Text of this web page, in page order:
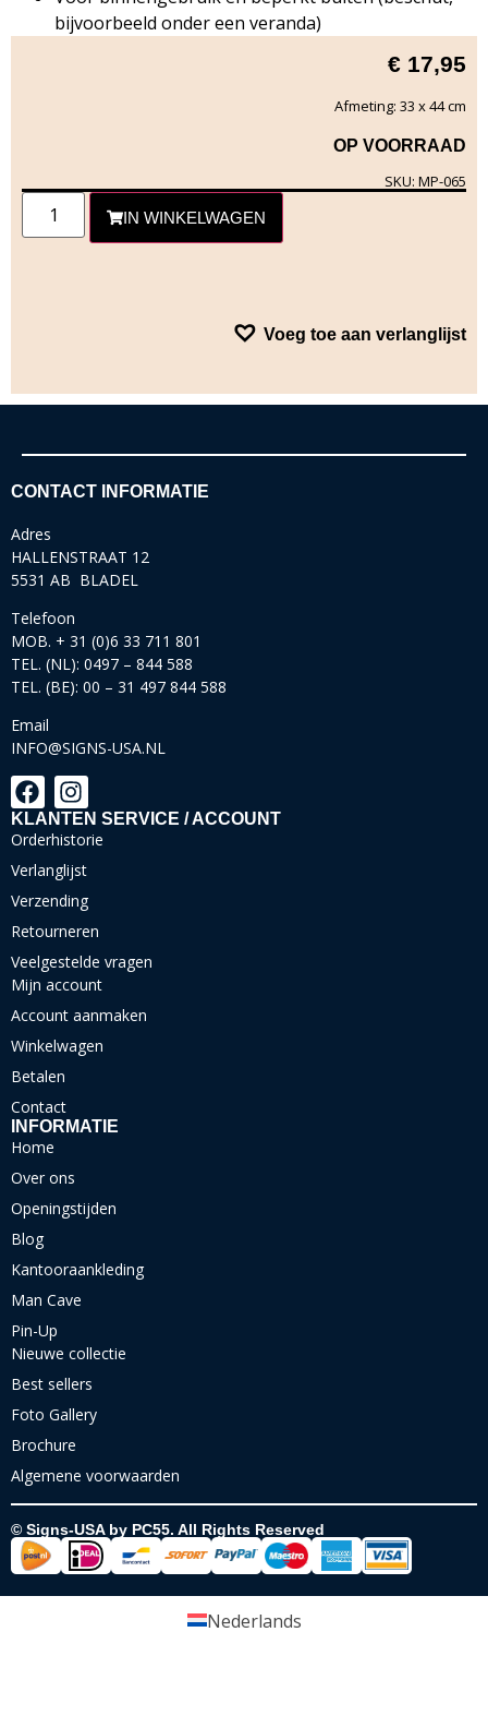
bijvoorbeeld onder een veranda)
€ 17,95
Afmeting: 33 x 44 cm
OP VOORRAAD
SKU: MP-065
IN WINKELWAGEN
Voeg toe aan verlanglijst
CONTACT INFORMATIE
Adres
HALLENSTRAAT 12
5531 AB BLADEL
Telefoon
MOB. + 31 (0)6 33 711 801
TEL. (NL): 0497 – 844 588
TEL. (BE): 00 – 31 497 844 588
Email
INFO@SIGNS-USA.NL
KLANTEN SERVICE / ACCOUNT
Orderhistorie
Verlanglijst
Verzending
Retourneren
Veelgestelde vragen
Mijn account
Account aanmaken
Winkelwagen
Betalen
Contact
INFORMATIE
Home
Over ons
Openingstijden
Blog
Kantooraankleding
Man Cave
Pin-Up
Nieuwe collectie
Best sellers
Foto Gallery
Brochure
Algemene voorwaarden
© Signs-USA by PC55. All Rights Reserved
Nederlands